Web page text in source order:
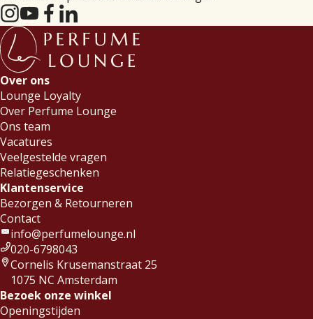
Over ons
Lounge Loyalty
Over Perfume Lounge
Ons team
Vacatures
Veelgestelde vragen
Relatiegeschenken
Klantenservice
Bezorgen & Retourneren
Contact
info@perfumelounge.nl
020-6798043
Cornelis Krusemanstraat 25
1075 NC Amsterdam
Bezoek onze winkel
Openingstijden